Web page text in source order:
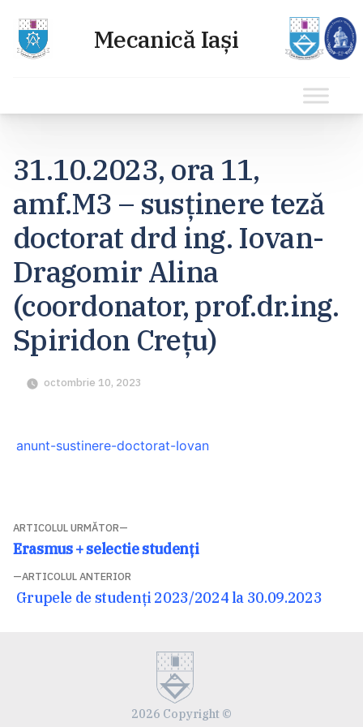
conținut
31.10.2023, ora 11,
amf.M3 – susținere teză
doctorat drd ing. Iovan-
Dragomir Alina
(coordonator, prof.dr.ing.
Spiridon Crețu)
octombrie 10, 2023
anunt-sustinere-doctorat-Iovan
Navigare
în
articole
ARTICOLUL ANTERIOR
Articolul
Grupele de studenți 2023/2024 la 30.09.2023
ARTICOLUL URMĂTOR
Articolul
Erasmus + selectie studenți
2026 Copyright ©